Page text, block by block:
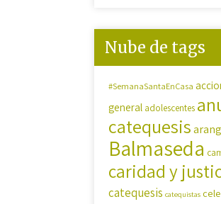
Nube de tags
#SemanaSantaEnCasa
general adolescentes
catequesis
Balmaseda
caridad y
catequesis catequistas